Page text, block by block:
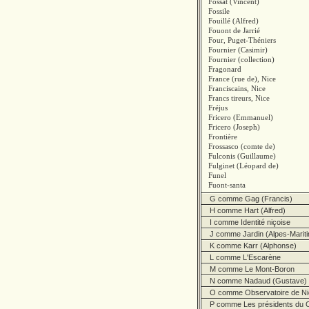
Fossile
Fouillé (Alfred)
Fouont de Jarrié
Four, Puget-Théniers
Fournier (Casimir)
Fournier (collection)
Fragonard
France (rue de), Nice
Franciscains, Nice
Francs tireurs, Nice
Fréjus
Fricero (Emmanuel)
Fricero (Joseph)
Frontière
Frossasco (comte de)
Fulconis (Guillaume)
Fulginet (Léopard de)
Funel
Fuont-santa
G comme Gag (Francis)
H comme Hart (Alfred)
I comme Identité niçoise
J comme Jardin (Alpes-
K comme Karr (Alphonse)
L comme L'Escarène
M comme Le Mont-Boron
N comme Nadaud (Gustave)
O comme Observatoire de
P comme Les présidents du